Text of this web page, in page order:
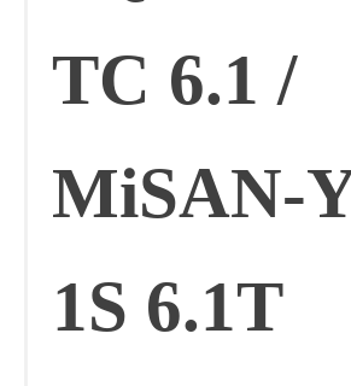
TC 6.1 /
MiSAN-
1S 6.1T